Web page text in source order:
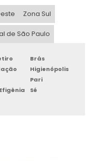
Zona Sul
de São Paulo
Brás
Higienópolis
Pari
Sé